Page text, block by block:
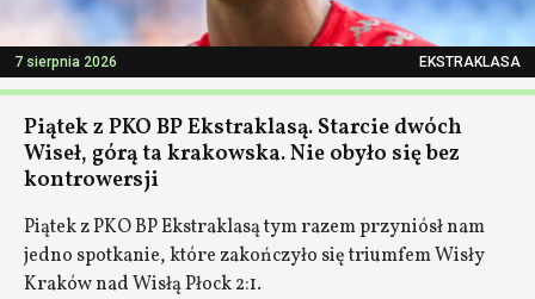
7 sierpnia 2026 EKSTRAKLASA
Piątek z PKO BP Ekstraklasą. Starcie dwóch
Wiseł, górą ta krakowska. Nie obyło się bez
kontrowersji
Piątek z PKO BP Ekstraklasą tym razem przyniósł nam
jedno spotkanie, które zakończyło się triumfem Wisły
Kraków nad Wisłą Płock 2:1.